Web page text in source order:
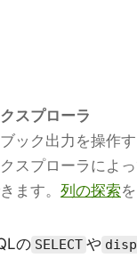
スプローラ
ック出力を操作
スプローラによ
ます。 列の探索
の SELECT や